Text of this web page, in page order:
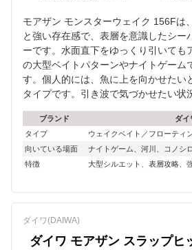
モアザン モンスターウェイク 156Fは
と強い存在感で、表層を意識したシー
ーです。水面直下をゆっくり引いても
の大型ベイトパターンやナイトゲーム
す。個人的には、魚に上を向かせたい
タイプです。引き波で気づかせたい状
ブランド
ダイ
タイプ
ウェイクベイト／フローティ
向いている場面
ナイトゲーム、河川、コノシ
特徴
大型シルエット、表層攻略、
ダイワ(DAIWA)
ダイワ モアザン スラップヒ